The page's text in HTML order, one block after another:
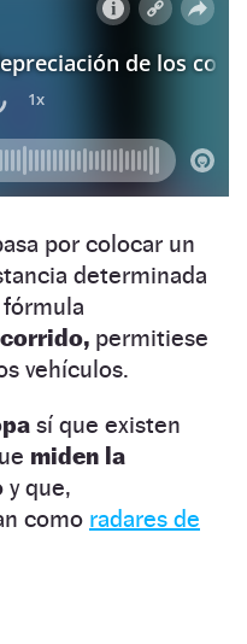
por colocar un
determinada
permitiese
vehículos.
sí que existen
miden la
y que,
como radares de